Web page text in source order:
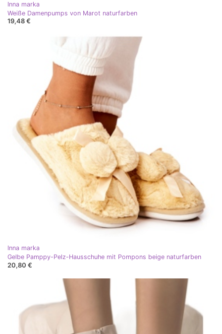
Inna marka
Weiße Damenpumps von Marot naturfarben
19,48 €
Inna marka
Gelbe Pamppy-Pelz-Hausschuhe mit Pompons beige naturfarben
20,80 €